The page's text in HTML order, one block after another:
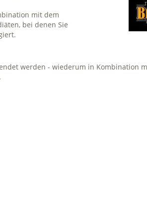
mit dem
bei denen Sie
werden - wiederum in Kombination